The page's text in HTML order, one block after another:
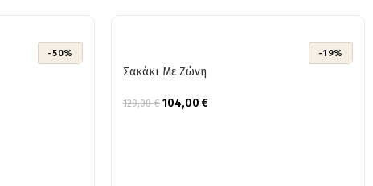
-50% -19%
Σακάκι Με Ζώνη
129,00€ 104,00 €